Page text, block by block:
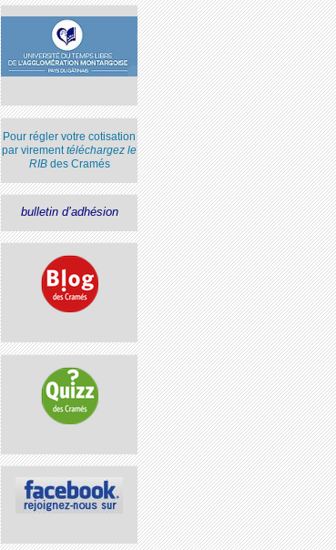
Pour régler votre cotisation
par virementtéléchargez le
RIBdes Cramés
bulletin d’adhésion